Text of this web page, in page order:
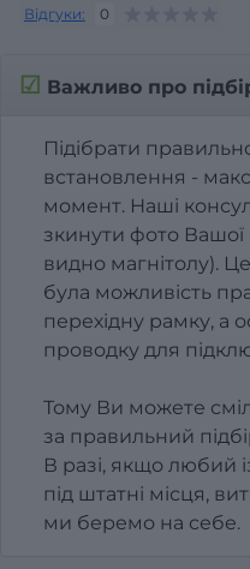
Відгуки: 0
☑ Важливо про
Підібрати
встановлення -
момент. Наші
зкинути фото Вашої
видно магнітолу).
була можливість
перехідну рамку, а
проводку для
Тому Ви можете
за правильний
В разі, якщо любий
під штатні місця,
ми беремо на себе.